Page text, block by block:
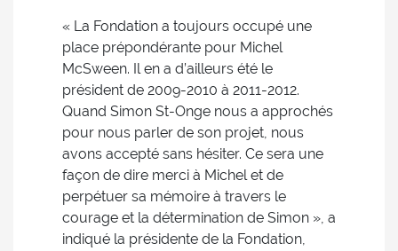
« La Fondation a toujours occupé une
place prépondérante pour Michel
McSween. Il en a d’ailleurs été le
président de 2009-2010 à 2011-2012.
Quand Simon St-Onge nous a approchés
pour nous parler de son projet, nous
avons accepté sans hésiter. Ce sera une
façon de dire merci à Michel et de
perpétuer sa mémoire à travers le
courage et la détermination de Simon », a
indiqué la présidente de la Fondation,